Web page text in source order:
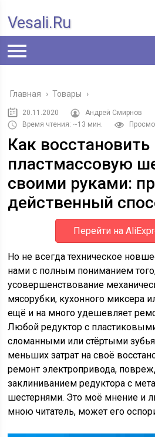
Vesali.ru
Главная › Товары ›
20.11.2020
Андрей Смирнов
Время чтения: ~13 мин.
Как восстановить
пластмассовую
своими руками:
действенный
Перейти на
Но не всегда техническое
нами с полным пониманием
усовершенствование
мясорубки, кухонного миксера
ещё и на много удешевляет
Любой редуктор с
сломанными или стёртыми
меньших затрат на своё
ремонт электропривода,
заклиниванием редуктора с
шестернями. Это моё мнение и
мною читатель, может его